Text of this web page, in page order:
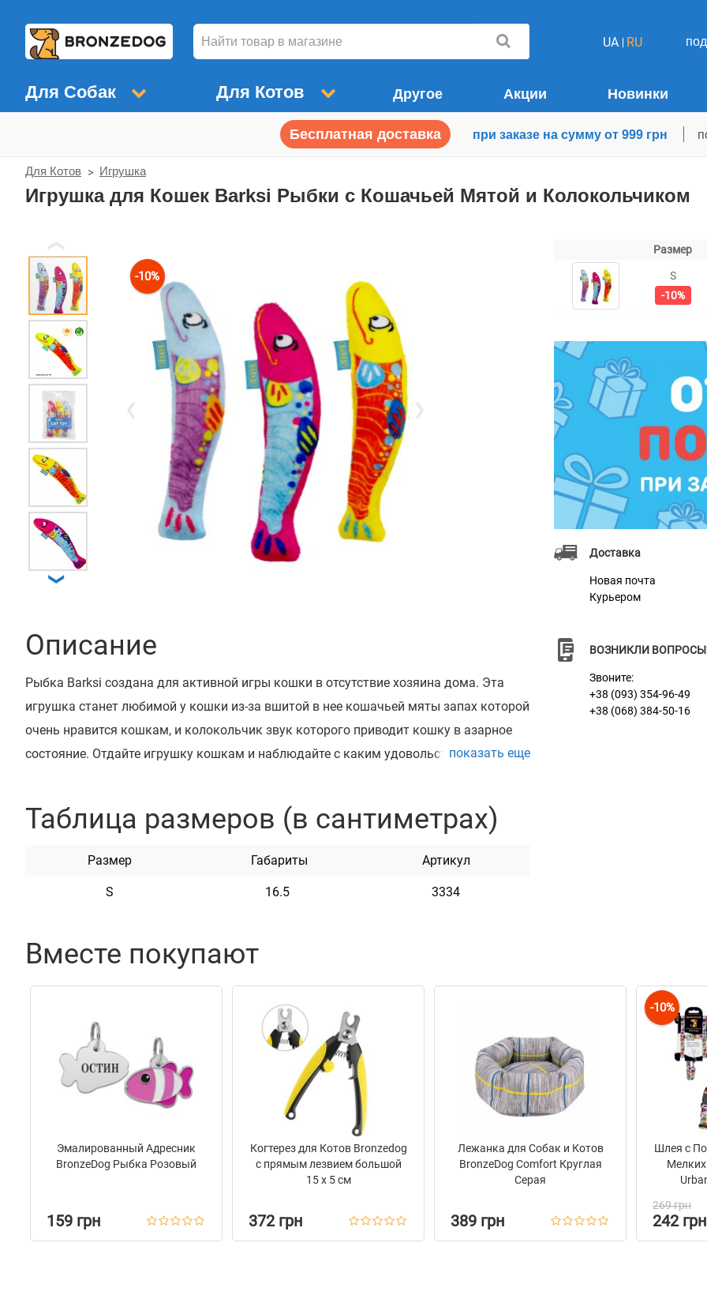
UA RU
Для Собак Для Котов Другое Акции Новинки
Бесплатная доставка при заказе на сумму от 999 грн
Для Котов Игрушка
Игрушка для Кошек Barksi Рыбки с Кошачьей Мятой и Колокольчиком
-10%
❯
Описание
Рыбка Barksi создана для активной игры кошки в отсутствие хозяина дома. Эта
игрушка станет любимой у кошки из-за вшитой в нее кошачьей мяты запах которой
очень нравится кошкам, и колокольчик звук которого приводит кошку в азарное
состояние. Отдайте игрушку кошкам и наблюдайте с каким удовольствием они
Характеристики
Плюш
показать еще
Таблица размеров (в сантиметрах)
Размер Габариты Артикул
S 16.5 3334
Размер
S
-10%
Доставка
Новая почта
Курьером
ВОЗНИКЛИ
Звоните:
+38 (093) 354-96-49
+38 (068) 384-50-16
Вместе покупают
Эмалированный Адресник
BronzeDog Рыбка Розовый
159 грн
Когтерез для Котов Bronzedog
с прямым лезвием большой
15 х 5 см
372 грн
Лежанка для Собак и Котов
BronzeDog Comfort Круглая
Серая
389 грн
-10%
Шлея с
269 грн
242 грн